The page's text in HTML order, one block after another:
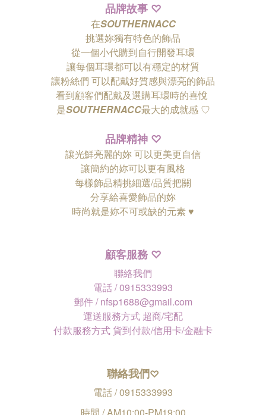
品牌故事 ♡
在SOUTHERNACC
挑選妳獨有特色的飾品
從一個小代購到自行開發耳環
讓每個耳環都可以有穩定的材質
讓粉絲們 可以配戴好質感與漂亮的飾品
看到顧客們配戴及選購耳環時的喜悅
是SOUTHERNACC最大的成就感 ♡
品牌精神 ♡
讓光鮮亮麗的妳 可以更美更自信
讓簡約的妳可以更有風格
每樣飾品精挑細選/品質把關
分享給喜愛飾品的妳
時尚就是妳不可或缺的元素 ♥
顧客服務 ♡
聯絡我們
電話 / 0915333993
郵件 / nfsp1688@gmail.com
運送服務方式 超商/宅配
付款服務方式 貨到付款/信用卡/金融卡
聯絡我們♡
電話 / 0915333993